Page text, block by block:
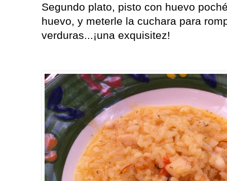
Segundo plato, pisto con huevo
huevo, y meterle la cuchara para
verduras...¡una exquisitez!